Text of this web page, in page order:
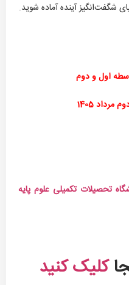
شگفت‌انگیز آینده آماده شوید.
اول و دوم
1405
تحصیلات تکمیلی علوم پایه
کلیک کنید